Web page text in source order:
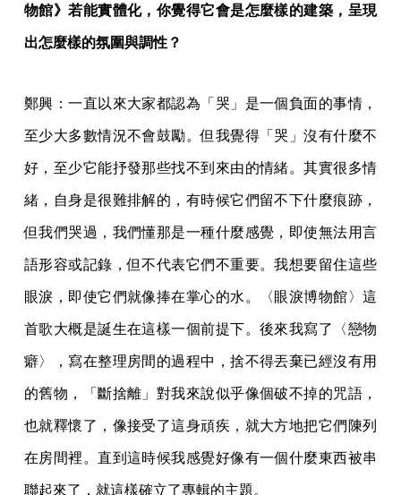
物館》若能實體化，你覺得它會是怎麼樣的建築，呈現
出怎麼樣的氛圍與調性？
鄭興：一直以來大家都認為「哭」是一個負面的事情，
至少大多數情況不會鼓勵。但我覺得「哭」沒有什麼不
好，至少它能抒發那些找不到來由的情緒。其實很多情
緒，自身是很難排解的，有時候它們留不下什麼痕跡，
但我們哭過，我們懂那是一種什麼感覺，即使無法用言
語形容或記錄，但不代表它們不重要。我想要留住這些
眼淚，即使它們就像捧在掌心的水。〈眼淚博物館〉這
首歌大概是誕生在這樣一個前提下。後來我寫了〈戀物
癖〉，寫在整理房間的過程中，捨不得丟棄已經沒有用
的舊物，「斷捨離」對我來說似乎像個破不掉的咒語，
也就釋懷了，像接受了這身頑疾，就大方地把它們陳列
在房間裡。直到這時候我感覺好像有一個什麼東西被串
聯起來了，就這樣確立了專輯的主題。